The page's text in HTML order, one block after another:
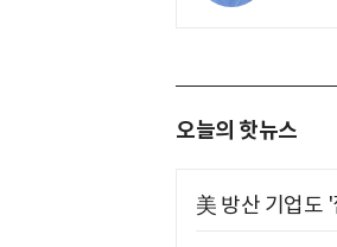
오늘의 핫뉴스
美 방산 기업도